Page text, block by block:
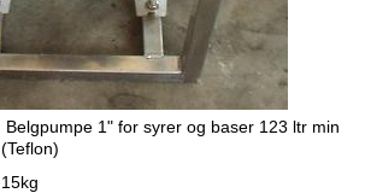
Belgpumpe 1" for syrer og baser 123 ltr min
(Teflon)
15kg